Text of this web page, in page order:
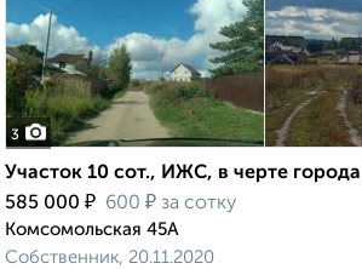
3
Участок 10 сот., ИЖС, в черте города
585 000 ₽ 600 ₽ за сотку
Комсомольская 45А
Собственник, 20.11.2020